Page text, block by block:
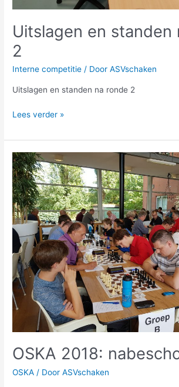
Uitslagen en standen
2
Interne competitie / DoorASVschaken
Uitslagen en standen na ronde 2
Lees verder »
OSKA 2018:
OSKA / DoorASVschaken
OSKA
2018:
nabeschouwing